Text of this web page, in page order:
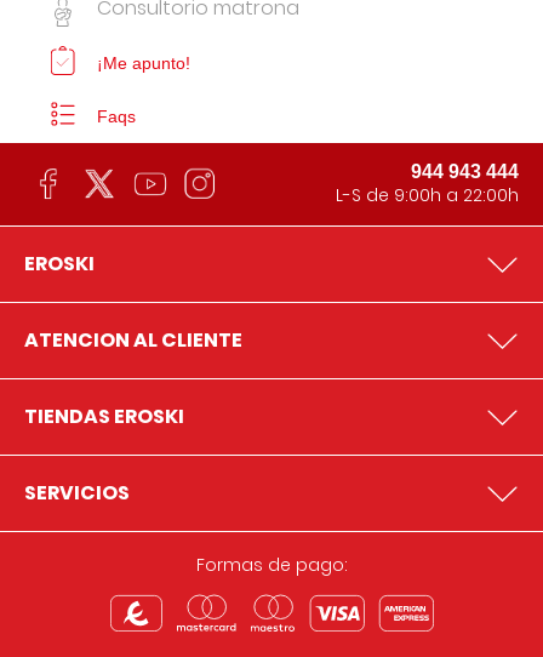
Consultorio matrona
¡Me apunto!
Faqs
944 943 444
L-S de 9:00h a 22:00h
EROSKI
ATENCION AL CLIENTE
TIENDAS EROSKI
SERVICIOS
Formas de pago: